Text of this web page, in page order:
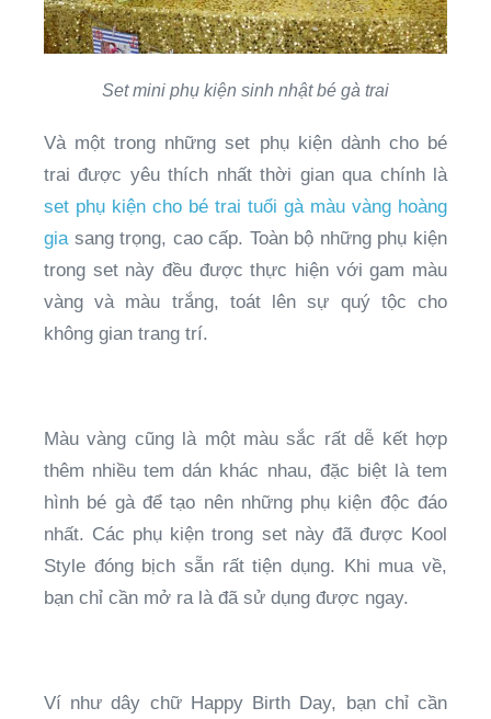
Set mini phụ kiện sinh nhật bé gà trai
Và một trong những set phụ kiện dành cho bé
trai được yêu thích nhất thời gian qua chính là
set phụ kiện cho bé trai tuổi gà màu vàng hoàng
gia sang trọng, cao cấp. Toàn bộ những phụ kiện
trong set này đều được thực hiện với gam màu
vàng và màu trắng, toát lên sự quý tộc cho
không gian trang trí.
Màu vàng cũng là một màu sắc rất dễ kết hợp
thêm nhiều tem dán khác nhau, đặc biệt là tem
hình bé gà để tạo nên những phụ kiện độc đáo
nhất. Các phụ kiện trong set này đã được Kool
Style đóng bịch sẵn rất tiện dụng. Khi mua về,
bạn chỉ cần mở ra là đã sử dụng được ngay.
Ví như dây chữ Happy Birth Day, bạn chỉ cần